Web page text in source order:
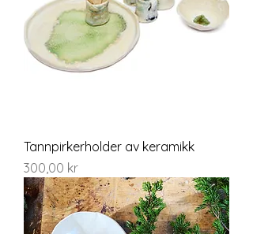
Tannpirkerholder av keramikk
Pris
300,00 kr